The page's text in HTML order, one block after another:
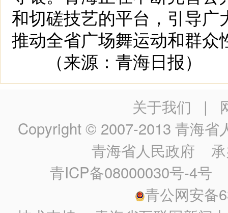
和切磋技艺的平台，引导
推动全省广场舞运动和群
（来源：青海日报）
关于我们 |
Copyright © 2007-2013 青海省
青海省人民政府 承
青ICP备08000030号-4号
青公网安备